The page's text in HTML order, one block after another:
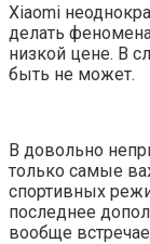
Xiaomi
делать
низкой цене. В
быть не может.
В довольно
только самые
спортивных
последнее
вообще